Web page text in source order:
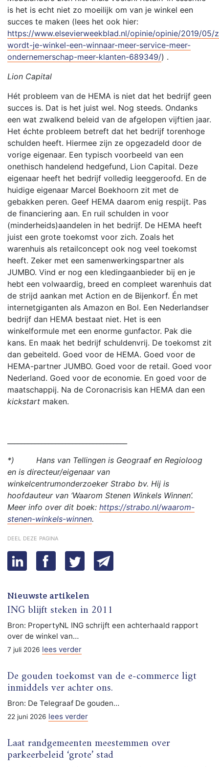
is het is echt niet zo moeilijk om van je winkel een
succes te maken (lees het ook hier:
https://www.elsevierweekblad.nl/opinie/opinie/2019/05/
wordt-je-winkel-een-winnaar-meer-service-meer-
ondernemerschap-meer-klanten-689349/) .
Lion Capital
Hét probleem van de HEMA is niet dat het bedrijf geen
succes is. Dat is het juist wel. Nog steeds. Ondanks
een wat zwalkend beleid van de afgelopen vijftien jaar.
Het échte probleem betreft dat het bedrijf torenhoge
schulden heeft. Hiermee zijn ze opgezadeld door de
vorige eigenaar. Een typisch voorbeeld van een
onethisch handelend hedgefund, Lion Capital. Deze
eigenaar heeft het bedrijf volledig leeggeroofd. En de
huidige eigenaar Marcel Boekhoorn zit met de
gebakken peren. Geef HEMA daarom enig respijt. Pas
de financiering aan. En ruil schulden in voor
(minderheids)aandelen in het bedrijf. De HEMA heeft
juist een grote toekomst voor zich. Zoals het
warenhuis als retailconcept ook nog veel toekomst
heeft. Zeker met een samenwerkingspartner als
JUMBO. Vind er nog een kledingaanbieder bij en je
hebt een volwaardig, breed en compleet warenhuis dat
de strijd aankan met Action en de Bijenkorf. Én met
internetgiganten als Amazon en Bol. Een Nederlandser
bedrijf dan HEMA bestaat niet. Het is een
winkelformule met een enorme gunfactor. Pak die
kans. En maak het bedrijf schuldenvrij. De toekomst zit
dan gebeiteld. Goed voor de HEMA. Goed voor de
HEMA-partner JUMBO. Goed voor de retail. Goed voor
Nederland. Goed voor de economie. En goed voor de
maatschappij. Na de Coronacrisis kan HEMA dan een
kickstart maken.
*) Hans van Tellingen is Geograaf en Regioloog
en is directeur/eigenaar van
winkelcentrumonderzoeker Strabo bv. Hij is
hoofdauteur van ‘Waarom Stenen Winkels Winnen’.
Meer info over dit boek: https://strabo.nl/waarom-
stenen-winkels-winnen.
deel deze pagina
Nieuwste artikelen
ING blijft steken in 2011
Bron: PropertyNL ING schrijft een achterhaald rapport
over de winkel van…
7 juli 2026 lees verder
De gouden toekomst van de e-commerce ligt
inmiddels ver achter ons.
Bron: De Telegraaf De gouden…
22 juni 2026 lees verder
Laat randgemeenten meestemmen over
parkeerbeleid ‘grote’ stad